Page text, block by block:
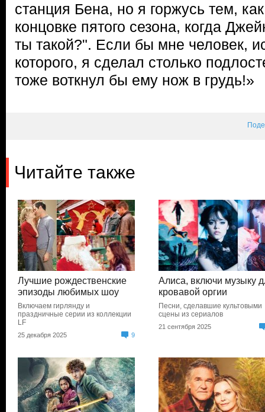
станция Бена, но я горжусь тем,
концовке пятого сезона, когда
ты такой?". Если бы мне человек,
которого, я сделал столько
тоже воткнул бы ему нож в грудь!»
Читайте также
Лучшие рождественские
эпизоды любимых шоу
Включаем гирлянду и
праздничные серии из коллекции
LF
25 декабря 2025 9
Алиса, включи музыку
кровавой оргии
Песни, сделавшие культовыми
сцены из сериалов
21 сентября 2025